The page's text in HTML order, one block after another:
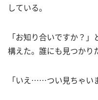
している。
「お知り合いですか？
構えた。誰にも見つかり
「いえ……つい見ちゃい